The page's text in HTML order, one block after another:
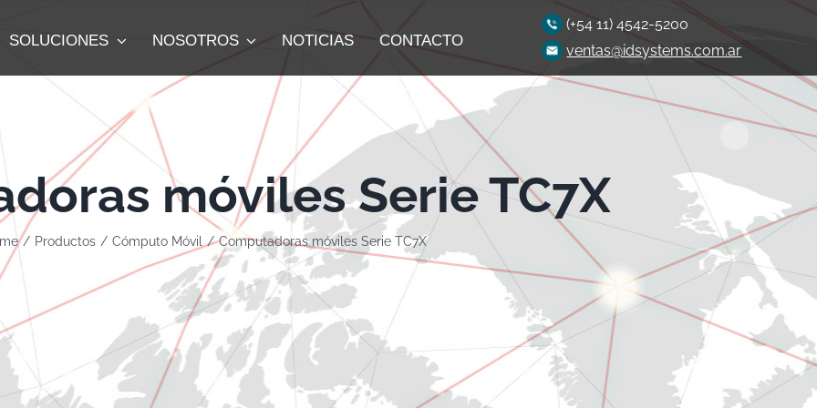
SOLUCIONES NOSOTROS NOTICIAS CONTACTO
(+54 11) 4542-5200
ventas@idsystems.com.ar
móviles Serie TC7X
Productos Cómputo Móvil Computadoras móviles Serie TC7X